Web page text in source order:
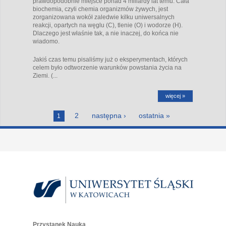
biochemia, czyli chemia organizmów żywych, jest
zorganizowana wokół zaledwie kilku uniwersalnych
reakcji, opartych na węglu (C), tlenie (O) i wodorze (H).
Dlaczego jest właśnie tak, a nie inaczej, do końca nie
wiadomo.
Jakiś czas temu pisaliśmy już o eksperymentach, których
celem było odtworzenie warunków powstania życia na
Ziemi. (...
więcej »
1 2 następna › ostatnia »
Przystanek Nauka